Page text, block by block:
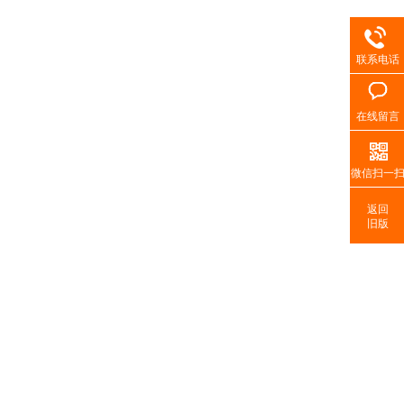
联系电话
在线留言
微信扫一扫
返回
旧版